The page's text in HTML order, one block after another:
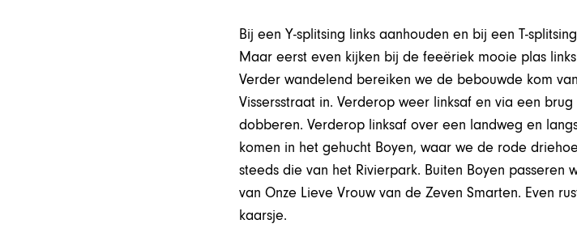
Bij een Y-splitsing links aanhouden en bij een T-
Maar eerst even kijken bij de feeëriek mooie plas
Verder wandelend bereiken we de bebouwde kom
Vissersstraat in. Verderop weer linksaf en via een
dobberen. Verderop linksaf over een landweg en
komen in het gehucht Boyen, waar we de rode
steeds die van het Rivierpark. Buiten Boyen passeren
van Onze Lieve Vrouw van de Zeven Smarten. Even
kaarsje.